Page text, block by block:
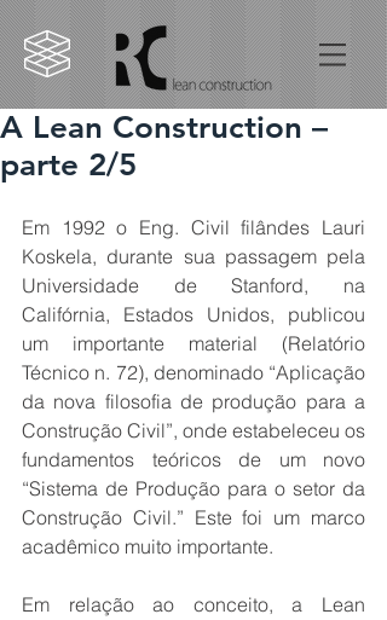
A Lean Construction –
parte 2/5
Em 1992 o Eng. Civil filândes Lauri
Koskela, durante sua passagem pela
Universidade de Stanford, na
Califórnia, Estados Unidos, publicou
um importante material (Relatório
Técnico n. 72), denominado “Aplicação
da nova filosofia de produção para a
Construção Civil”, onde estabeleceu os
fundamentos teóricos de um novo
“Sistema de Produção para o setor da
Construção Civil.” Este foi um marco
acadêmico muito importante.
Em relação ao conceito, a Lean